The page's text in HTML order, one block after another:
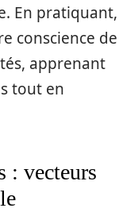
En pratiquant,
conscience de
apprenant
tout en
: vecteurs